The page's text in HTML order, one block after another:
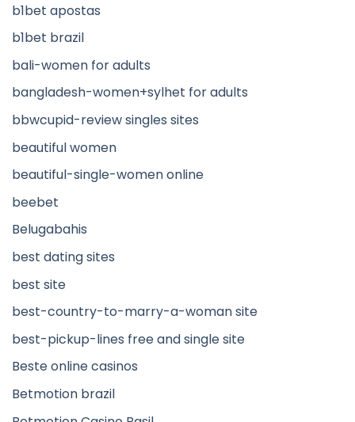
b1bet apostas
b1bet brazil
bali-women for adults
bangladesh-women+sylhet for adults
bbwcupid-review singles sites
beautiful women
beautiful-single-women online
beebet
Belugabahis
best dating sites
best site
best-country-to-marry-a-woman site
best-pickup-lines free and single site
Beste online casinos
Betmotion brazil